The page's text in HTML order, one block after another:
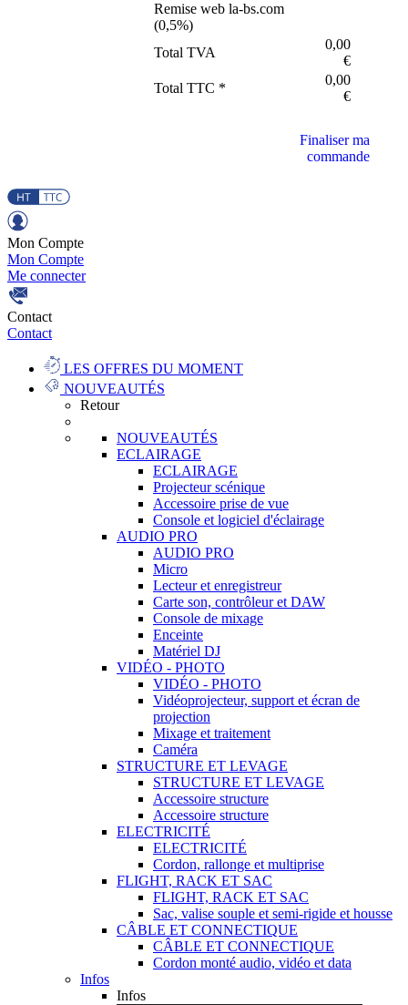
Remise web la-bs.com
(0,5%)
Total TVA
0,00
€
Total TTC *
0,00
€
Finaliser ma
commande
Mon Compte
Mon Compte
Me connecter
Contact
Contact
LES OFFRES DU MOMENT
NOUVEAUTÉS
Retour
NOUVEAUTÉS
ECLAIRAGE
ECLAIRAGE
Projecteur scénique
Accessoire prise de vue
Console et logiciel d'éclairage
AUDIO PRO
AUDIO PRO
Micro
Lecteur et enregistreur
Carte son, contrôleur et DAW
Console de mixage
Enceinte
Matériel DJ
VIDÉO - PHOTO
VIDÉO - PHOTO
Vidéoprojecteur, support et écran de
projection
Mixage et traitement
Caméra
STRUCTURE ET LEVAGE
STRUCTURE ET LEVAGE
Accessoire structure
Accessoire structure
ELECTRICITÉ
ELECTRICITÉ
Cordon, rallonge et multiprise
FLIGHT, RACK ET SAC
FLIGHT, RACK ET SAC
Sac, valise souple et semi-rigide et housse
CÂBLE ET CONNECTIQUE
CÂBLE ET CONNECTIQUE
Cordon monté audio, vidéo et data
Infos
Infos